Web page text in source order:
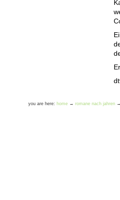
you are here: home → romane nach jahren